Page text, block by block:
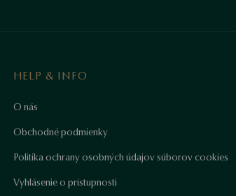
HELP & INFO
O nás
Obchodné podmienky
Politika ochrany osobných údajov súborov cookies
Vyhlásenie o prístupnosti